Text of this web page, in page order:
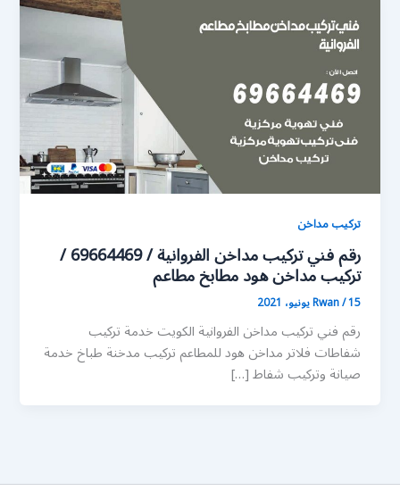
تركيب مداخن
رقم فني تركيب مداخن الفروانية / 69664469 /
تركيب مداخن هود مطابخ مطاعم
Rwan/15 يونيو، 2021
رقم فني تركيب مداخن الفروانية الكويت خدمة تركيب
شفاطات فلاتر مداخن هود للمطاعم تركيب مدخنة طباخ خدمة
صيانة وتركيب شفاط […]